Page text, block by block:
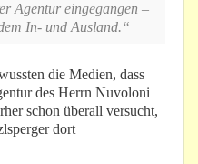
Agentur eingegangen –
In- und Ausland.“
die Medien, dass
des Herrn Nuvoloni
schon überall versucht,
dort